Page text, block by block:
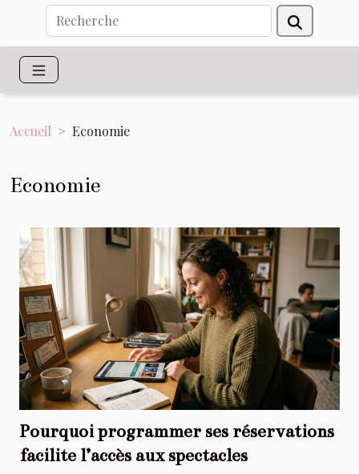
Accueil Economie
Economie
Pourquoi programmer ses réservations
facilite l’accès aux spectacles